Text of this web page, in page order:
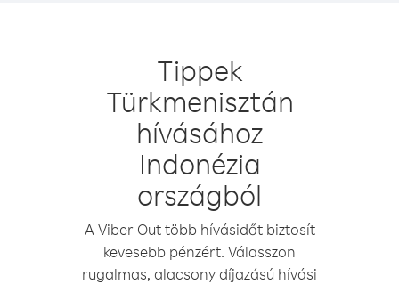
Tippek
Türkmenisztán
hívásához
Indonézia
országból
A Viber Out több hívásidőt biztosít
kevesebb pénzért. Válasszon
rugalmas, alacsony díjazású hívási